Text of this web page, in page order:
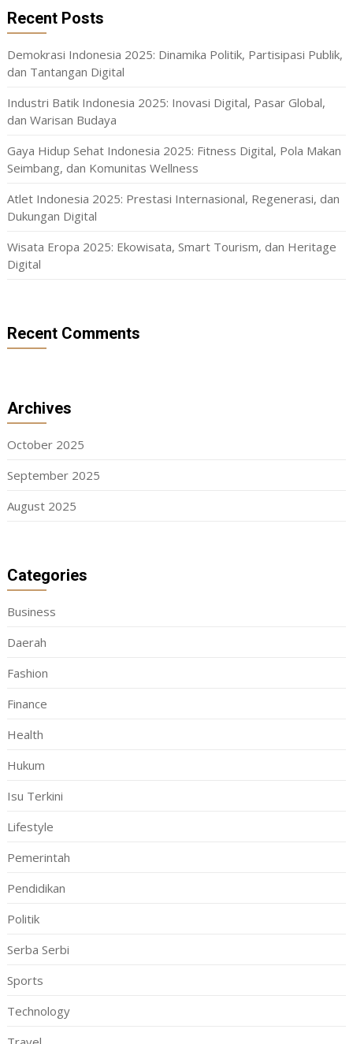
Recent Posts
Demokrasi Indonesia 2025: Dinamika Politik, Partisipasi Publik,
dan Tantangan Digital
Industri Batik Indonesia 2025: Inovasi Digital, Pasar Global,
dan Warisan Budaya
Gaya Hidup Sehat Indonesia 2025: Fitness Digital, Pola Makan
Seimbang, dan Komunitas Wellness
Atlet Indonesia 2025: Prestasi Internasional, Regenerasi, dan
Dukungan Digital
Wisata Eropa 2025: Ekowisata, Smart Tourism, dan Heritage
Digital
Recent Comments
Archives
October 2025
September 2025
August 2025
Categories
Business
Daerah
Fashion
Finance
Health
Hukum
Isu Terkini
Lifestyle
Pemerintah
Pendidikan
Politik
Serba Serbi
Sports
Technology